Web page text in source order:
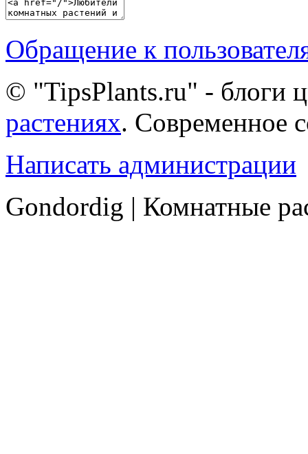
Обращение к
© "TipsPlants.ru" - блоги
растениях. Современное
Написать администрации
Gondordig | Комнатные